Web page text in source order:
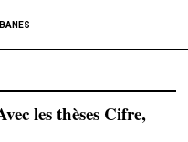
les thèses Cifre,